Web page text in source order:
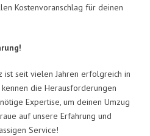
Kostenvoranschlag für deinen
ist seit vielen Jahren erfolgreich in
die Herausforderungen
Expertise, um deinen Umzug
auf unsere Erfahrung und
Service!